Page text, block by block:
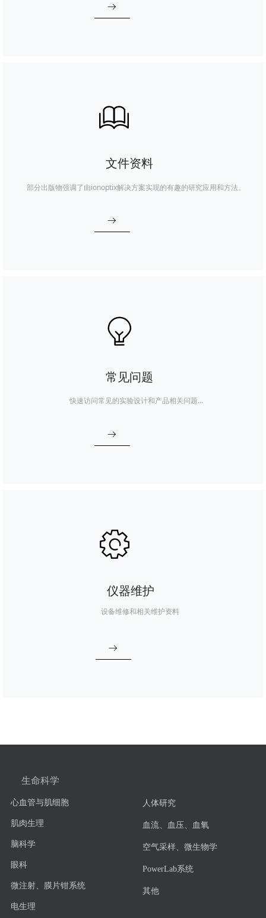
ꁹ
部分出版物强调了由ionoptix解决方案实现的有趣的研究应用和方法。
文件资料
ꁹ
ꁡ
快速访问常见的实验设计和产品相关问题...
常见问题
ꁹ
ꁙ
设备维修和相关维护资料
ꂉ
ꁹ
仪器维护
生命科学
心血管与肌细胞
肌肉生理
脑科学
眼科
微注射、膜片钳系统
电生理
人体研究
血流、血压、血氧
空气采样、微生物学
PowerLab系统
其他